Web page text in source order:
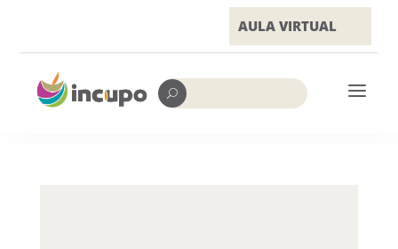
AULA VIRTUAL
U a